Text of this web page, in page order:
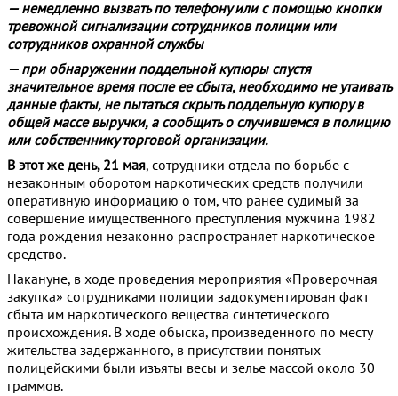
— немедленно вызвать по телефону или с помощью кнопки
тревожной сигнализации сотрудников полиции или
сотрудников охранной службы
— при обнаружении поддельной купюры спустя
значительное время после ее сбыта, необходимо не утаивать
данные факты, не пытаться скрыть поддельную купюру в
общей массе выручки, а сообщить о случившемся в полицию
или собственнику торговой организации.
В этот же день, 21 мая, сотрудники отдела по борьбе с
незаконным оборотом наркотических средств получили
оперативную информацию о том, что ранее судимый за
совершение имущественного преступления мужчина 1982
года рождения незаконно распространяет наркотическое
средство.
Накануне, в ходе проведения мероприятия «Проверочная
закупка» сотрудниками полиции задокументирован факт
сбыта им наркотического вещества синтетического
происхождения. В ходе обыска, произведенного по месту
жительства задержанного, в присутствии понятых
полицейскими были изъяты весы и зелье массой около 30
граммов.